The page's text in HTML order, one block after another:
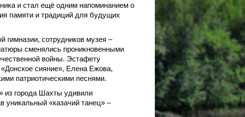
и стал ещё одним напоминанием о
памяти и традиций для будущих
гимназии, сотрудников музея –
сменялись проникновенными
войны. Эстафету
сияние», Елена Ежова,
патриотическими песнями.
из города Шахты удивили
«казачий танец» –